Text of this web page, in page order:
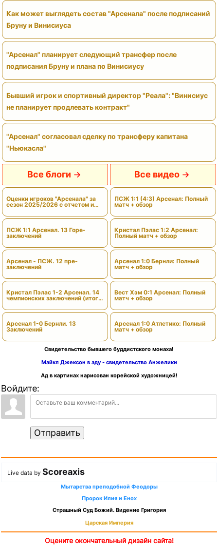
Как может выглядеть состав "Арсенала" после подписаний
Бруну и Винисиуса
"Арсенал" планирует следующий трансфер после
подписания Бруну и плана по Винисиусу
Бывший игрок и спортивный директор "Реала": "Винисиус
не планирует продлевать контракт"
"Арсенал" согласовал сделку по трансферу капитана
"Ньюкасла"
Все блоги
Оценки игроков "Арсенала" за
сезон 2025/2026 с отчетом и
ПСЖ 1:1 Арсенал. 13 Горе-
заключений
Арсенал - ПСЖ. 12 пре-
заключений
Кристал Пэлас 1-2 Арсенал. 14
чемпионских заключений (итоги
Арсенал 1-0 Бернли. 13
Заключений
Все видео
ПСЖ 1:1 (4:3) Арсенал: Полный
матч + обзор
Кристал Пэлас 1:2 Арсенал:
Полный матч + обзор
Арсенал 1:0 Бернли: Полный
матч + обзор
Вест Хэм 0:1 Арсенал: Полный
матч + обзор
Арсенал 1:0 Атлетико: Полный
матч + обзор
Свидетельство бывшего буддистского монаха!
Майкл Джексон в аду - свидетельство Анжелики
Ад в картинах нарисован корейской художницей!
Войдите:
Отправить
Live data by Scoreaxis
Мытарства преподобной Феодоры
Пророк Илия и Енох
Страшный Суд Божий. Видение Григория
Царская Империя
Оцените окончательный дизайн сайта!